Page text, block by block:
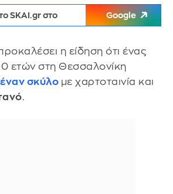
SKAI.gr στο Google
η είδηση ότι ένας
ετών στη Θεσσαλονίκη
σκύλο με χαρτοταινία και
.